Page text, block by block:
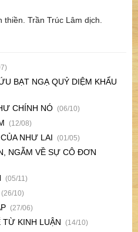
thiền. Trần Trúc Lâm dịch.
BẠT NGẠ QUỶ DIỆM KHẨU
CHÍNH NÓ (06/10)
(12/08)
NHƯ LAI (01/05)
NGẪM VỀ SỰ CÔ ĐƠN
(05/11)
(26/10)
(27/06)
KINH LUẬN (14/10)